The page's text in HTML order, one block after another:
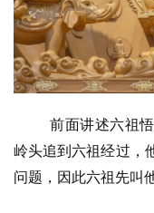
佛
教
人
物
院
巡
登录
前面讲述六祖
岭头追到六祖经过，
问题，因此六祖先叫